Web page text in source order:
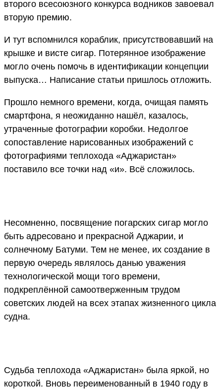
второго всесоюзного конкурса водников завоевал
вторую премию.
И тут вспомнился кораблик, присутствовавший на
крышке и висте сигар. Потерянное изображение
могло очень помочь в идентификации концепции
выпуска… Написание статьи пришлось отложить.
Прошло немного времени, когда, очищая память
смартфона, я неожиданно нашёл, казалось,
утраченные фотографии коробки. Недолгое
сопоставление нарисованных изображений с
фотографиями теплохода «Аджаристан»
поставило все точки над «и». Всё сложилось.
Несомненно, посвящение погарских сигар могло
быть адресовано и прекрасной Аджарии, и
солнечному Батуми. Тем не менее, их создание в
первую очередь являлось данью уважения
технологической мощи того времени,
подкреплённой самоотверженным трудом
советских людей на всех этапах жизненного цикла
судна.
Судьба теплохода «Аджаристан» была яркой, но
короткой. Вновь переименованный в 1940 году в